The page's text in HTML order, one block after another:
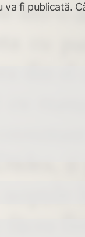
va fi publicată.